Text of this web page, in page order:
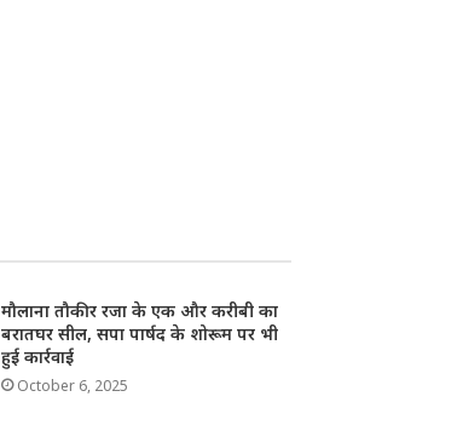
मौलाना तौकीर रजा के एक और करीबी का
बरातघर सील, सपा पार्षद के शोरूम पर भी
हुई कार्रवाई
October 6, 2025